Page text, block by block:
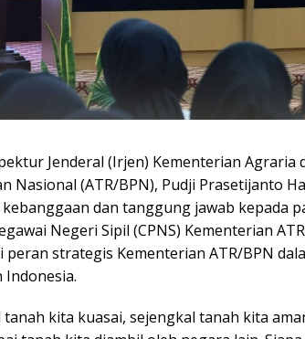
Jenderal (Irjen) Kementerian Agraria
Nasional (ATR/BPN), Pudji Prasetijanto
dan tanggung jawab kepada
Negeri Sipil (CPNS) Kementerian
strategis Kementerian ATR/BPN
Indonesia.
tanah kita kuasai, sejengkal tanah kita